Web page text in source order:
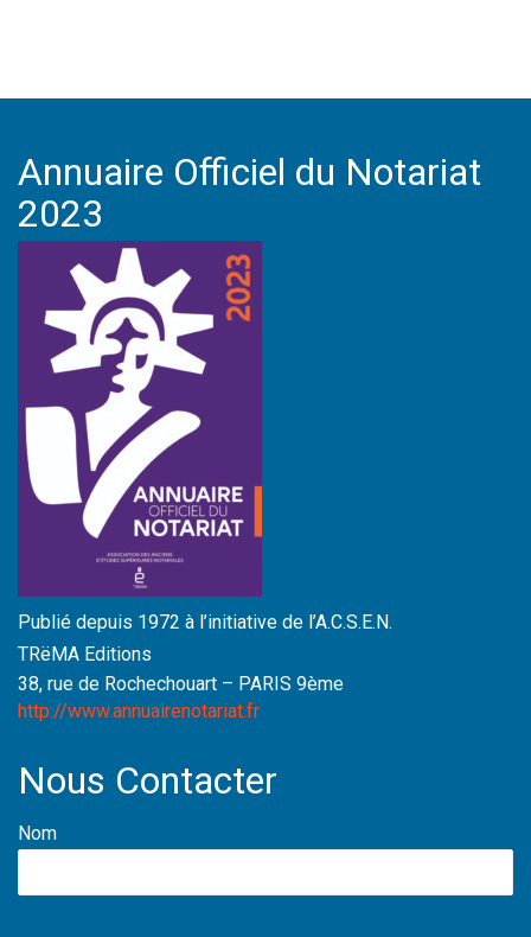
Annuaire Officiel du Notariat
2023
Publié depuis 1972 à l’initiative de l’A.C.S.E.N.
TRëMA Editions
38, rue de Rochechouart – PARIS 9ème
http://www.annuairenotariat.fr
Nous Contacter
Nom